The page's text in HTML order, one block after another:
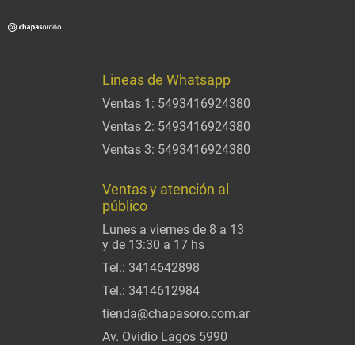
Lineas de Whatsapp
Ventas 1: 5493416924380
Ventas 2: 5493416924380
Ventas 3: 5493416924380
Ventas y atención al
público
Lunes a viernes de 8 a 13
y de 13:30 a 17 hs
Tel.: 3414642898
Tel.: 3414612984
tienda@chapasoro.com.ar
Av. Ovidio Lagos 5990